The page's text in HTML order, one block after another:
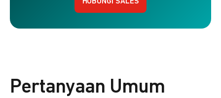
HUBUNGI SALES
Pertanyaan Umum